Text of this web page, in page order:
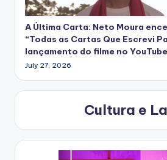
A Última Carta: Neto Moura
“Todas as Cartas Que Escrevi
lançamento do filme no YouTube
July 27, 2026
Cultura e